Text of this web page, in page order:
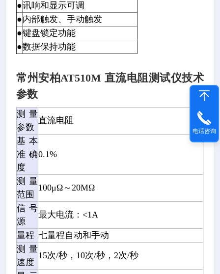
●讯响和显示可调
●内部触发、手动触发
●键盘锁定功能
●数据保持功能
常州安柏AT510M 直流电阻测试仪技术
参数
测量
参数
直流电阻
基本
准确
度
0.1%
测量
范围
100μΩ～20MΩ
信号
源
最大电流：<1A
量程 七量程自动和手动
测量
速度
15次/秒，10次/秒，2次/秒
电话咨询